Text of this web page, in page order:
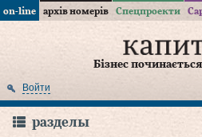
on-line архів номерів Спецпроекти
Бізнес
Войти
разделы